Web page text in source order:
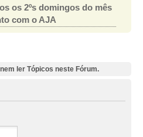
os 2ºs domingos do mês
com o AJA
ler Tópicos neste Fórum.